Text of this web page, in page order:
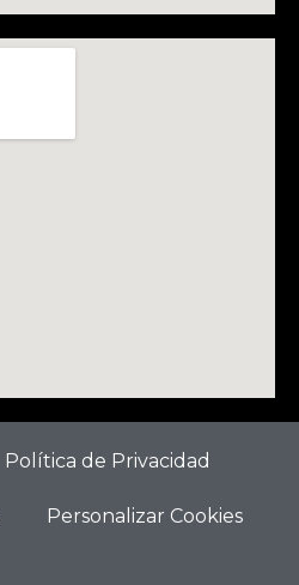
Política de Privacidad
Personalizar Cookies